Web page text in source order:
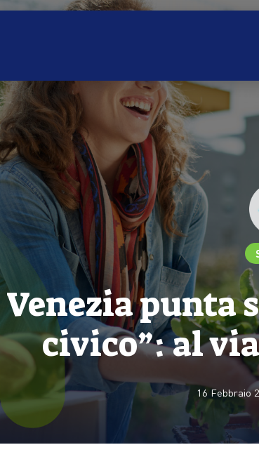
Venezia punta
civico”: al
16 Febbraio